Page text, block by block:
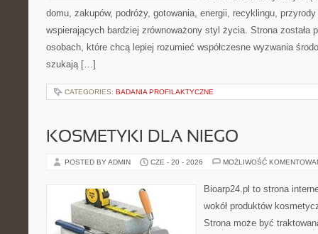
domu, zakupów, podróży, gotowania, energii, recyklingu,
wspierających bardziej zrównoważony styl życia. Strona została
osobach, które chcą lepiej rozumieć współczesne wyzwania
szukają […]
CATEGORIES: BADANIA PROFILAKTYCZNE
KOSMETYKI DLA NIEGO
POSTED BY ADMIN CZE - 20 - 2026 MOŻLIWOŚĆ
Bioarp24.pl to strona
wokół produktów
Strona może być